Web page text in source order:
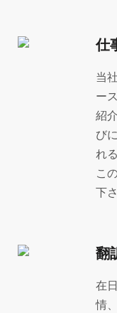
仕
当
ー
紹
び
れ
こ
下
翻
在
情